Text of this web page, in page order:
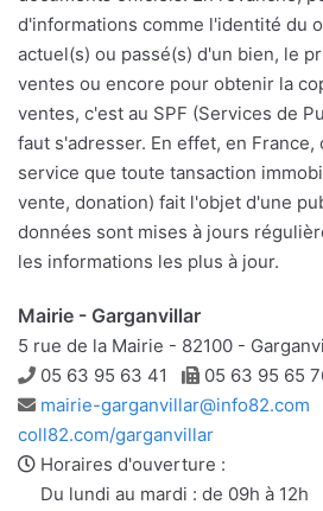
d'informations comme l'identité du
actuel(s) ou passé(s) d'un bien, le
ventes ou encore pour obtenir la
ventes, c'est au SPF (Services de
faut s'adresser. En effet, en France,
service que toute tansaction
vente, donation) fait l'objet d'une
données sont mises à jours
les informations les plus à jour.
Mairie - Garganvillar
5 rue de la Mairie - 82100 -
Téléphone
05 63 95 63 41 Télécopie
05 63 95 65
Adresse
e-
mail
mairie-garganvillar@info82.com
coll82.com/garganvillar
Horaires d'ouverture :
Du lundi au mardi : de 09h à 12h